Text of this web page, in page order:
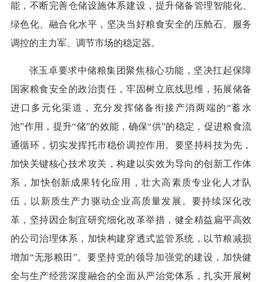
能，不断完善仓储设施体系建设，提升储备管理智能化、
绿色化、融合化水平，坚决当好粮食安全的压舱石、服务
调控的主力军、调节市场的稳定器。
张玉卓要求中储粮集团聚焦核心功能，坚决扛起保障
国家粮食安全的政治责任，牢固树立底线思维，拓展储备
进口多元化渠道，充分发挥储备衔接产消两端的“蓄水
池”作用，提升“储”的效能，确保“供”的稳定，促进粮食流
通循环，切实发挥托市稳价调控作用。要坚持科技为先，
加快关键核心技术攻关，构建以实效为导向的创新工作体
系，加快创新成果转化应用，壮大高素质专业化人才队
伍，以新质生产力驱动企业高质量发展。要持续深化改
革，坚持因企制宜研究细化改革举措，健全精益扁平高效
的公司治理体系，加快构建穿透式监管系统，以节粮减损
增加“无形粮田”。要坚持党的领导加强党的建设，加快健
全与生产经营深度融合的全面从严治党体系，扎实开展树